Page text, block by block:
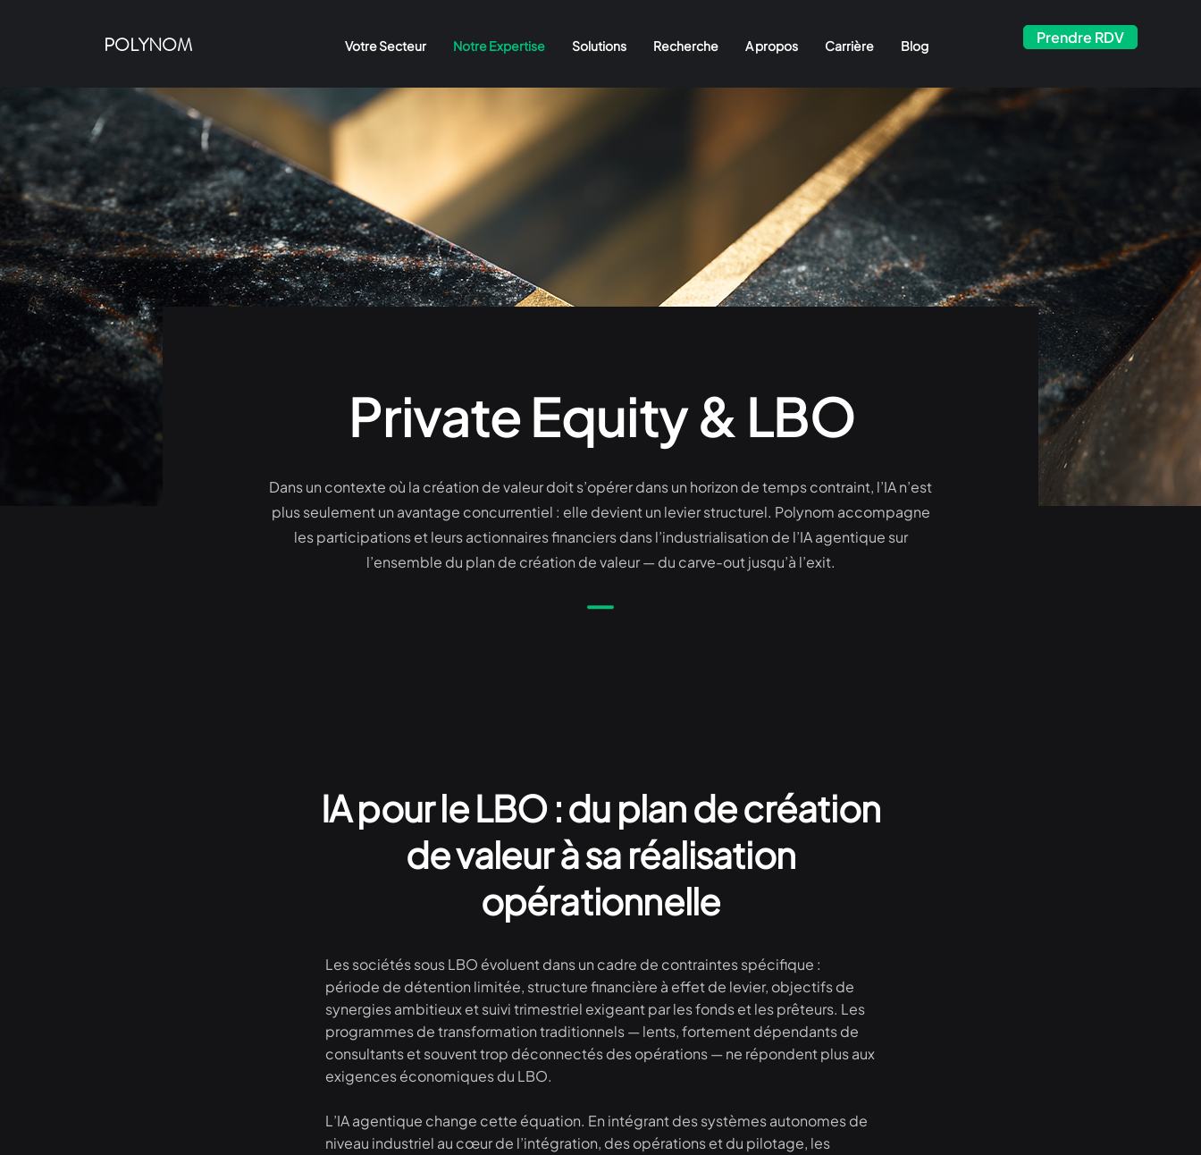
POLYNOM Votre Secteur Notre Expertise Solutions Recherche A propos Carrière Blog Prendre RDV
Private Equity & LBO
Dans un contexte où la création de valeur doit s’opérer dans un horizon de temps contraint, l’IA n’est
plus seulement un avantage concurrentiel : elle devient un levier structurel. Polynom accompagne
les participations et leurs actionnaires financiers dans l’industrialisation de l’IA agentique sur
l’ensemble du plan de création de valeur — du carve-out jusqu’à l’exit.
IA pour le LBO : du plan de création
de valeur à sa réalisation
opérationnelle
Les sociétés sous LBO évoluent dans un cadre de contraintes spécifique :
période de détention limitée, structure financière à effet de levier, objectifs de
synergies ambitieux et suivi trimestriel exigeant par les fonds et les prêteurs. Les
programmes de transformation traditionnels — lents, fortement dépendants de
consultants et souvent trop déconnectés des opérations — ne répondent plus aux
exigences économiques du LBO.
L’IA agentique change cette équation. En intégrant des systèmes autonomes de
niveau industriel au cœur de l’intégration, des opérations et du pilotage, les